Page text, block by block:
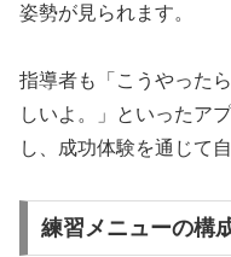
姿勢が見られます。
指導者も「こうやった
しいよ。」といったア
し、成功体験を通じて
練習メニューの構